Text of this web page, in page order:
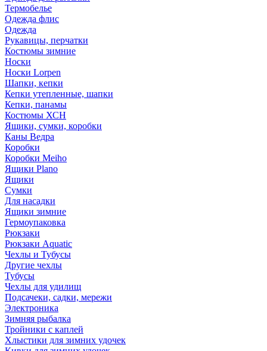
Термобелье
Одежда флис
Одежда
Рукавицы, перчатки
Костюмы зимние
Носки
Носки Lorpen
Шапки, кепки
Кепки утепленные, шапки
Кепки, панамы
Костюмы ХСН
Ящики, сумки, коробки
Каны Ведра
Коробки
Коробки Meiho
Ящики Plano
Ящики
Сумки
Для насадки
Ящики зимние
Гермоупаковка
Рюкзаки
Рюкзаки Aquatic
Чехлы и Тубусы
Другие чехлы
Тубусы
Чехлы для удилищ
Подсачеки, садки, мережи
Электроника
Зимняя рыбалка
Тройники с каплей
Хлыстики для зимних удочек